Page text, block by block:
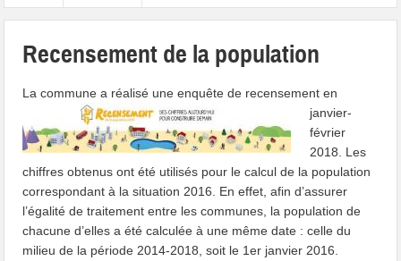
Recensement de la population
La commune a réalisé une enquêtede recensement en
janvier-
février
2018. Les
chiffres obtenus ont été utilisés pour le calcul de la population
correspondant à la situation 2016. En effet, afin d’assurer
l’égalité de traitement entre les communes, la population de
chacune d’elles a été calculée à une même date : celle du
milieu de la période 2014-2018, soit le 1er janvier 2016.